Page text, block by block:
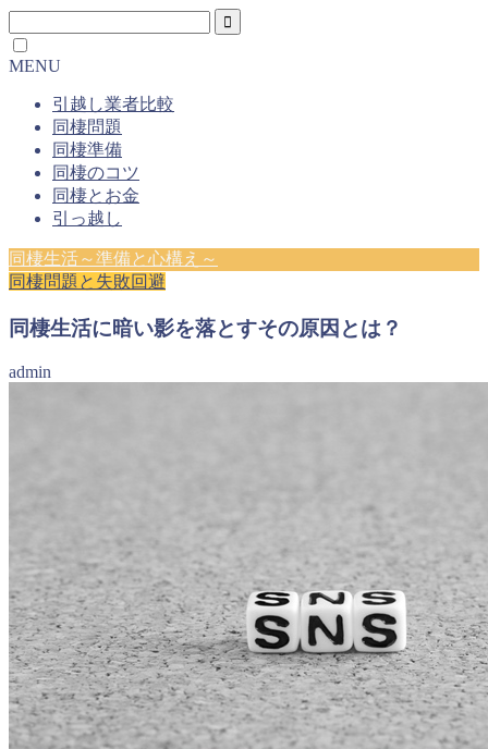
MENU
引越し業者比較
同棲問題
同棲準備
同棲のコツ
同棲とお金
引っ越し
同棲生活～準備と心構え～
同棲問題と失敗回避
同棲生活に暗い影を落とすその原因とは？
admin